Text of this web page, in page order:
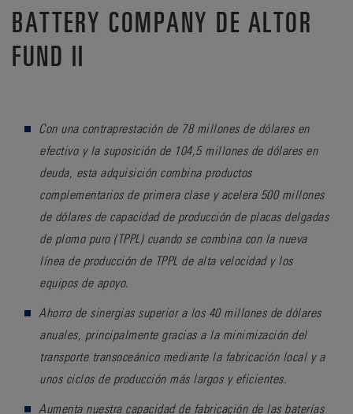
BATTERY COMPANY DE ALTOR
FUND II
Con una contraprestación de 78 millones de dólares en
efectivo y la suposición de 104,5 millones de dólares en
deuda, esta adquisición combina productos
complementarios de primera clase y acelera 500 millones
de dólares de capacidad de producción de placas delgadas
de plomo puro (TPPL)cuando se combina con la nueva
línea de producción de TPPL de alta velocidad y los
equipos de apoyo.
Ahorro de sinergias superior a los 40 millones de dólares
anuales, principalmente gracias a la minimización del
transporte transoceánico mediante la fabricación local y a
unos ciclos de producción más largos y eficientes.
Aumenta nuestra capacidad de fabricación de las baterías